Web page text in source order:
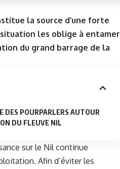
la source d’une forte
les oblige à entamer
du grand barrage de la
DES POURPARLERS AUTOUR
DU FLEUVE NIL
sur le Nilcontinue
Afin d’éviter les